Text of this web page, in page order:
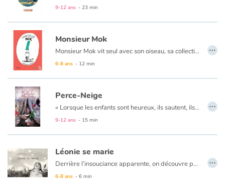
9-12 ans - 23 min
Monsieur Mok
Monsieur Mok vit seul avec son oiseau, sa collection de boîtes et son arbre. Il a décidé de ne plus sortir de chez lui. Jusqu’au jour où…
6-8 ans - 12 min
…
Perce-Neige
« Lorsque les enfants sont heureux, ils sautent, ils chantent, ils courent. Lorsque les fleurs sont heureuses, elles fleurissent. Et si une fleur décide de fleurir, rien ne peut l'en empêcher. Encore moins si cette fleur est un perce-neige, dont je voudrais te raconter l'histoire. » Le pourceau avait son logis juste en dessus de perce-neige, et ne comptait pas bouger. La terre étant ronde, la fleur décida alors de la traverser coûte que coûte, car le printemps arrivait.
9-12 ans - 15 min
…
Léonie se marie
Derrière l’insouciance apparente, on découvre peu à peu un pays en guerre. Bientôt, un face à face entre la fillette et un soldat du camp adverse. Osera-t-il presser sur la gâchette ? Un texte sensible, une histoire vraie, et la guerre se rejoue au milieu des champs de blé.
6-8 ans - 6 min
…